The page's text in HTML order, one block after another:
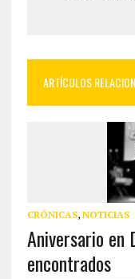
ARTÍCULOS
CRÓNICAS, NOTICIAS
Aniversario en
encontrados